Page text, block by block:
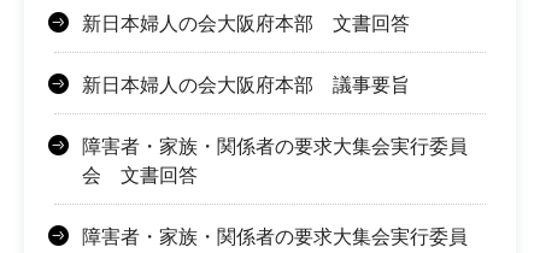
新日本婦人の会大阪府本部 文書回答
新日本婦人の会大阪府本部 議事要旨
障害者・家族・関係者の要求大集会実行委員
会 文書回答
障害者・家族・関係者の要求大集会実行委員